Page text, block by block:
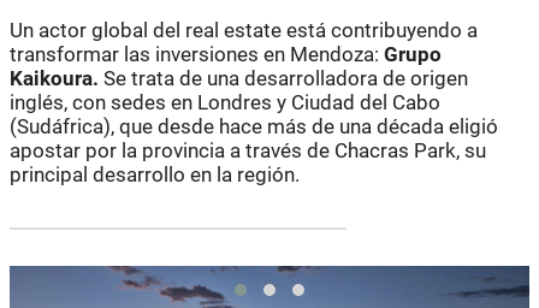
Un actor global del real estate está contribuyendo a
transformar las inversiones en Mendoza: Grupo
Kaikoura. Se trata de una desarrolladora de origen
inglés, con sedes en Londres y Ciudad del Cabo
(Sudáfrica), que desde hace más de una década eligió
apostar por la provincia a través de Chacras Park, su
principal desarrollo en la región.